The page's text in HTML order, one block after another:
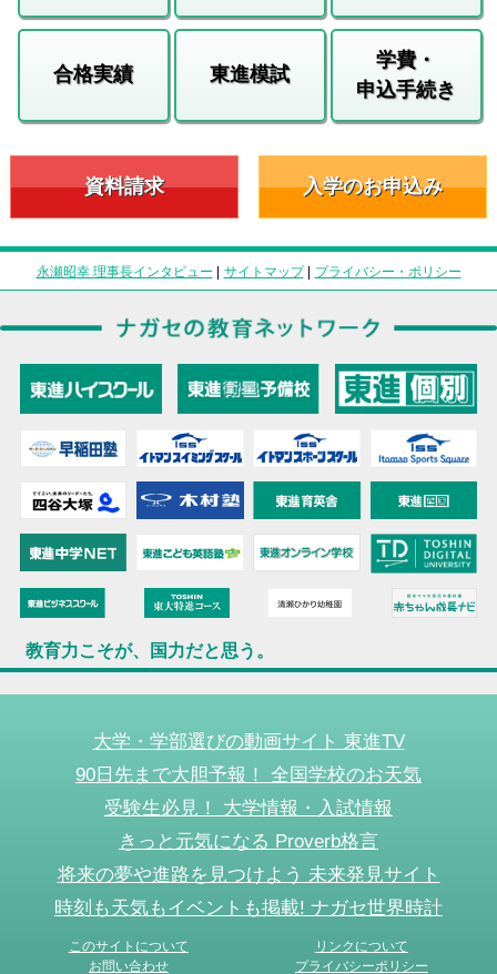
合格実績 東進模試
学費・
申込手続き
資料請求 入学のお申込み
永瀬昭幸 理事長インタビュー | サイトマップ| プライバシー・ポリシー
教育力こそが、国力だと思う。
大学・学部選びの動画サイト 東進TV
90日先まで大胆予報！ 全国学校のお天気
受験生必見！ 大学情報・入試情報
きっと元気になる Proverb格言
将来の夢や進路を見つけよう 未来発見サイト
時刻も天気もイベントも掲載! ナガセ世界時計
このサイトについて
リンクについて
お問い合わせ
プライバシーポリシー